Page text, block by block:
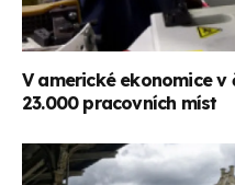
V americké ekonomice v
23.000 pracovních míst